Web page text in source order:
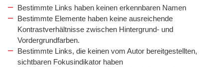
Bestimmte Links haben keinen erkennbaren Namen
Bestimmte Elemente haben keine ausreichende
Kontrastverhältnisse zwischen Hintergrund- und
Vordergrundfarben.
Bestimmte Links, die keinen vom Autor bereitgestellten,
sichtbaren Fokusindikator haben